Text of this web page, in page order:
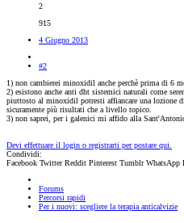
2
915
4 Giugno 2013
#2
1) non cambierei minoxidil anche perchè prima di 6
2) esistono anche anti dht sistemici naturali come
piuttosto al minoxidil potresti affiancare una lozione
sicuramente più risultati che a livello topico.
3) non saprei, per i galenici mi affido alla
Devi effettuare il login o registrarti per postare qui.
Condividi:
Facebook Twitter Reddit Pinterest Tumblr WhatsApp
Forums
Percorsi rapidi
Per i nuovi: scegliere la terapia anticalvizie